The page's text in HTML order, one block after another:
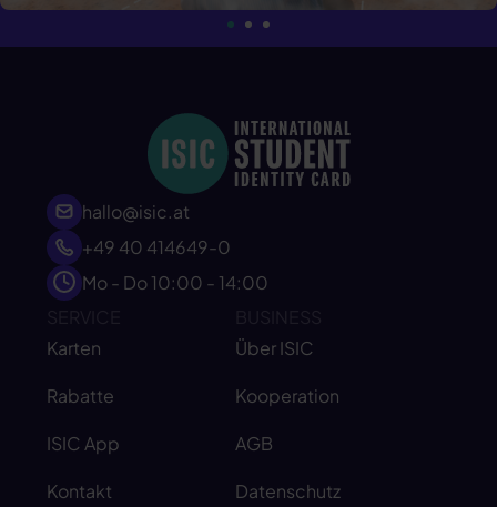
hallo@isic.at
+49 40 414649-0
Mo - Do 10:00 - 14:00
Karten
Rabatte
ISIC App
Kontakt
Über ISIC
Kooperation
AGB
Datenschutz